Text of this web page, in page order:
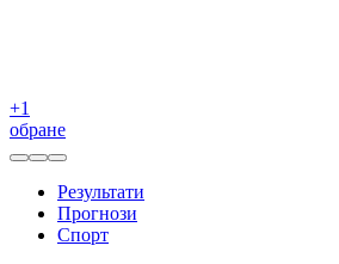
+1
обране
Результати
Прогнози
Спорт